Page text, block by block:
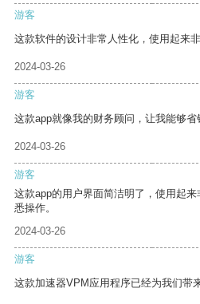
游客
这款软件的设计非常人性化，使用起来非
2024-03-26
游客
这款app就像我的财务顾问，让我能够省
2024-03-26
游客
这款app的用户界面简洁明了，使用起
悉操作。
2024-03-26
游客
这款加速器VPM应用程序已经为我们带